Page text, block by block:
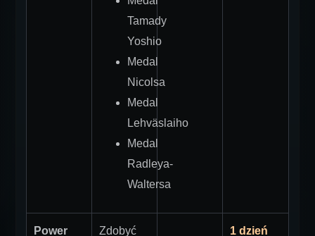
Tamady
Yoshio
Medal
Nicolsa
Medal
Lehväslaiho
Medal
Radleya-
Waltersa
Power
Zdobyć
1 dzień